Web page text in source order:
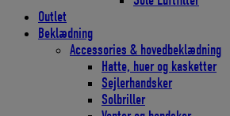
Outlet
Beklædning
Accessories & hovedbeklædning
Hatte, huer og kasketter
Sejlerhandsker
Solbriller